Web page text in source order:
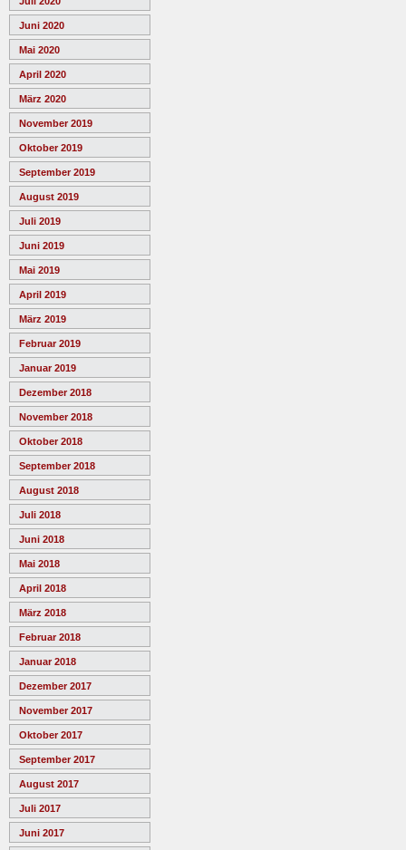
Juni 2020
Mai 2020
April 2020
März 2020
November 2019
Oktober 2019
September 2019
August 2019
Juli 2019
Juni 2019
Mai 2019
April 2019
März 2019
Februar 2019
Januar 2019
Dezember 2018
November 2018
Oktober 2018
September 2018
August 2018
Juli 2018
Juni 2018
Mai 2018
April 2018
März 2018
Februar 2018
Januar 2018
Dezember 2017
November 2017
Oktober 2017
September 2017
August 2017
Juli 2017
Juni 2017